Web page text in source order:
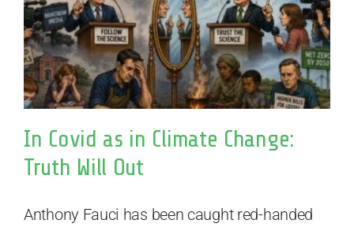
In Covid as in Climate Change:
Truth Will Out
Anthony Fauci has been caught red-handed